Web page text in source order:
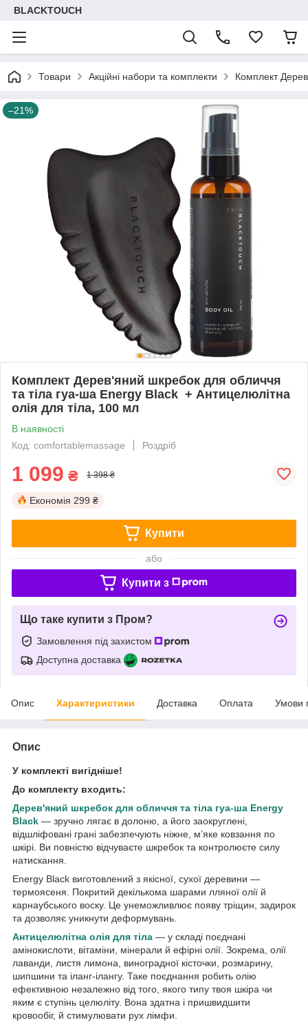
BLACKTOUCH
Товари Акційні набори та комплекти Комплект
–21%
Комплект Дерев'яний шкребок для обличчя
та тіла гуа-ша Energy Black + Антицелюлітна
олія для тіла, 100 мл
В наявності
Код: comfortablemassage
Роздріб
1 099 ₴ 1 398 ₴
Економія 299 ₴
Купити
або
Купити з
Що таке купити з Пром?
Замовлення під захистом
Доступна доставка
Опис Характеристики Доставка Оплата Умови
Опис
У комплекті вигідніше!
До комплекту входить:
Дерев'яний шкребок для обличчя та тіла гуа-ша Energy
Black — зручно лягає в долоню, а його заокруглені,
відшліфовані грані забезпечують ніжне, м’яке ковзання по
шкірі. Ви повністю відчуваєте шкребок та контролюєте силу
натискання.
Energy Black виготовлений з якісної, сухої деревини —
термоясеня. Покритий декількома шарами лляної олії й
карнаубського воску. Це унеможливлює появу тріщин, задирок
та дозволяє уникнути деформувань.
Антицелюлітна олія для тіла — у складі поєднані
амінокислоти, вітаміни, мінерали й ефірні олії. Зокрема, олії
лаванди, листя лимона, виноградної кісточки, розмарину,
шипшини та іланг-ілангу. Таке поєднання робить олію
ефективною незалежно від того, якого типу твоя шкіра чи
яким є ступінь целюліту. Вона здатна і пришвидшити
кровообіг, й стимулювати рух лімфи.